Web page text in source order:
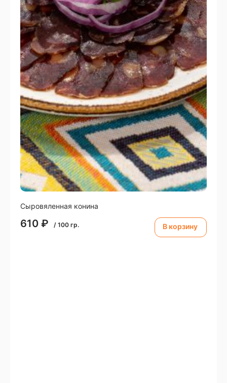
Сыровяленная конина
610 ₽ / 100 гр. В корзину